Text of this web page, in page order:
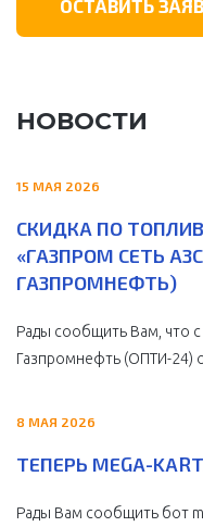
ОСТАВИТЬ
НОВОСТИ
15 МАЯ 2026
СКИДКА ПО
«ГАЗПРОМ СЕТЬ
ГАЗПРОМНЕФТЬ)
Рады сообщить Вам, что
Газпромнефть (ОПТИ-24)
8 МАЯ 2026
ТЕПЕРЬ MEGA-
Рады Вам сообщить бот